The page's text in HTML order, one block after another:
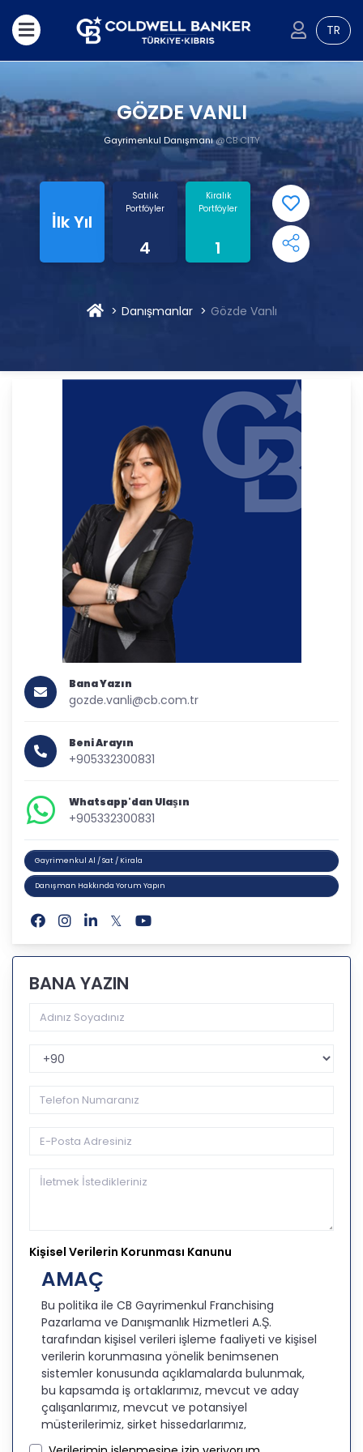
TR
GÖZDE VANLI
Gayrimenkul Danışmanı@CB CITY
İlk Yıl
Satılık
Portföyler
4
Kiralık
Portföyler
1
Danışmanlar Gözde Vanlı
Bana Yazın
gozde.vanli@cb.com.tr
Beni Arayın
+905332300831
Whatsapp'dan Ulaşın
+905332300831
Gayrimenkul Al / Sat / Kirala
Danışman Hakkında Yorum Yapın
BANA YAZIN
Telefon Kodu
Kişisel Verilerin Korunması Kanunu
AMAÇ
Bu politika ile CB Gayrimenkul Franchising
Pazarlama ve Danışmanlık Hizmetleri A.Ş.
tarafından kişisel verileri işleme faaliyeti ve kişisel
verilerin korunmasına yönelik benimsenen
sistemler konusunda açıklamalarda bulunmak,
bu kapsamda iş ortaklarımız, mevcut ve aday
çalışanlarımız, mevcut ve potansiyel
müşterilerimiz, şirket hissedarlarımız,